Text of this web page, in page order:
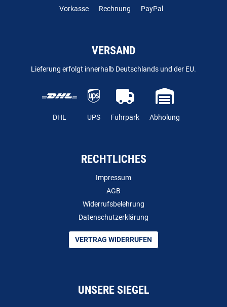
Vorkasse Rechnung PayPal
VERSAND
Lieferung erfolgt innerhalb Deutschlands und der EU.
DHL UPS Fuhrpark Abholung
RECHTLICHES
Impressum
AGB
Widerrufsbelehrung
Datenschutzerklärung
VERTRAG WIDERRUFEN
UNSERE SIEGEL